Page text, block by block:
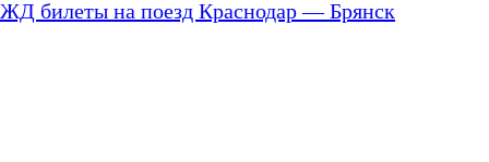
ЖД билеты на поезд Краснодар — Брянск